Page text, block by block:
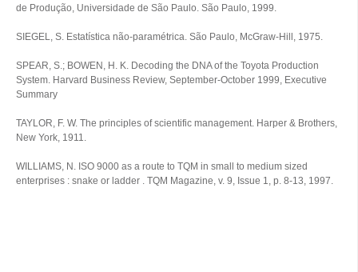
de Produção, Universidade de São Paulo. São Paulo, 1999.
SIEGEL, S. Estatística não-paramétrica. São Paulo, McGraw-Hill, 1975.
SPEAR, S.; BOWEN, H. K. Decoding the DNA of the Toyota Production
System. Harvard Business Review, September-October 1999, Executive
Summary
TAYLOR, F. W. The principles of scientific management. Harper & Brothers,
New York, 1911.
WILLIAMS, N. ISO 9000 as a route to TQM in small to medium sized
enterprises : snake or ladder . TQM Magazine, v. 9, Issue 1, p. 8-13, 1997.